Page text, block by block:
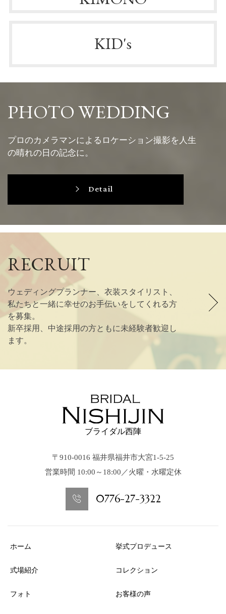
KID's
PHOTO WEDDING
プロのカメラマンによるロケーション撮影を人生
の晴れの日の記念に。
Detail
RECRUIT
ウェディングプランナー、衣装スタイリスト、
私たちと一緒に幸せのお手伝いをしてくれる方
を募集。
新卒採用、中途採用の方ともに未経験者歓迎し
ます。
ブライダル西陣
〒910-0016 福井県福井市大宮1-5-25
営業時間 10:00～18:00／火曜・水曜定休
0776-27-3322
ホーム 挙式プロデュース
式場紹介 コレクション
フォト お客様の声